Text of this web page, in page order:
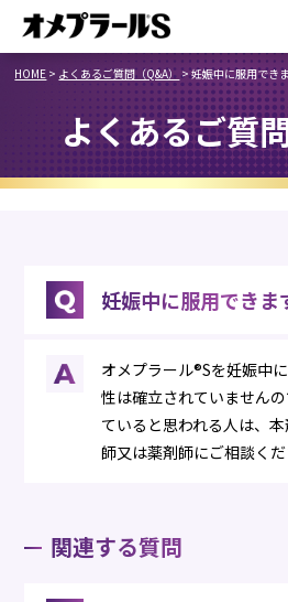
HOME > よくあるご質問（Q&A） >妊娠中に服用でき
よくあるご質
妊娠中に服用できま
オメプラール®Sを妊娠中
性は確立されていません
ていると思われる人は、
師又は薬剤師にご相談くだ
関連する質問